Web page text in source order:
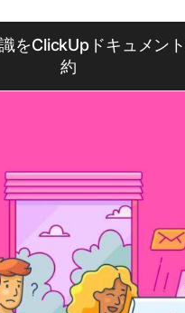
をClickUpドキュメン
約